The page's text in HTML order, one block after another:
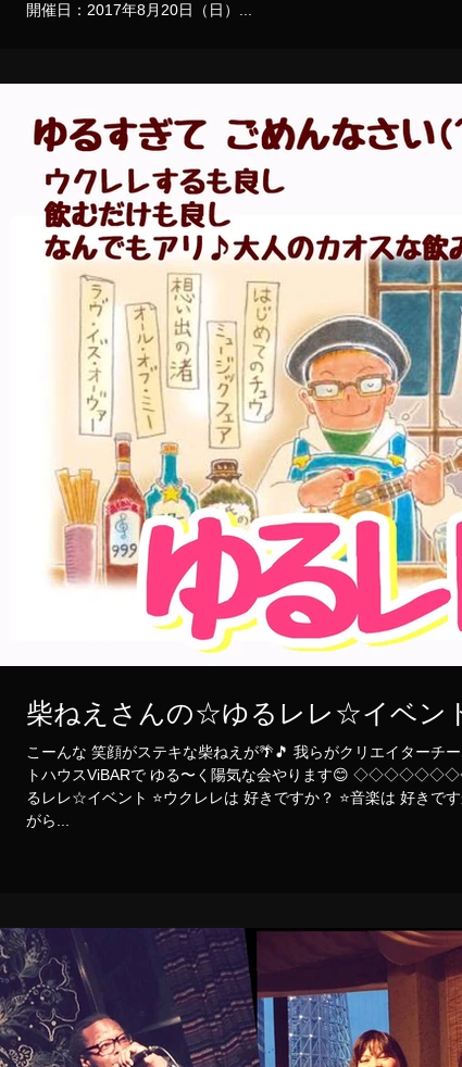
開催日：2017年8月20日（日）...
柴ねえさんの☆ゆるレレ☆イベン
こーんな 笑顔がステキな柴ねえが🌴🎵 我らがクリエイターチームmds とアーティス
トハウスViBARで ゆる〜く陽気な会やります😊
るレレ☆イベント ⭐️ウクレレは 好きですか？ ⭐️音楽は 好きです
がら...